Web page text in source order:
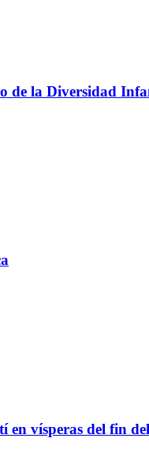
de la Diversidad
en vísperas del fin